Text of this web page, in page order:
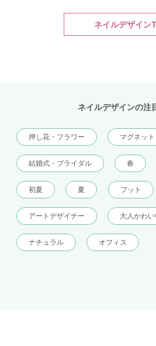
ネイルデザイン
ネイルデザインの注
押し花・フラワー マグネット
結婚式・ブライダル 春
初夏 夏 フット
アートデザイナー 大人かわ
ナチュラル オフィス